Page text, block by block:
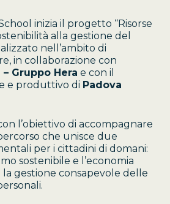
inizia il progetto “Risorse
alla gestione del
nell’ambito di
in collaborazione con
Gruppo Hera e con il
e produttivo di Padova
l’obiettivo di accompagnare
che unisce due
per i cittadini di domani:
sostenibile e l’economia
la gestione consapevole delle